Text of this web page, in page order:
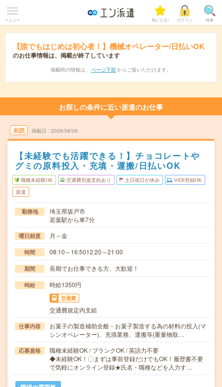
メニュー 気になる! ログイン 検索
【誰でもはじめは初心者！】機械オペレーター/日払いOK
のお仕事情報は、掲載が終了しています
掲載時の情報は、 ページ下部 からご覧いただけます。
お探しの条件に近い派遣のお仕事
未読 掲載日 2026/08/09
【未経験でも活躍できる！】チョコレートや
グミの原料投入・充填・運搬/日払いOK
職種未経験OK 交通費別途支給あり 土日祝日が休み WEB登録OK
派遣
勤務地
埼玉県坂戸市
若葉駅から車7分
曜日頻度 月～金
時間 08:10～16:5012:20～21:00
期間 長期でお仕事できる方、大歓迎！
時給 時給1350円
交通費
交通費規定内支給
仕事内容
お菓子の製造補助全般・お菓子製造する為の材料の投入(マ
シンオペレーター)、充填業務、運搬等(重量物取…
応募資格
職種未経験OK / ブランクOK / 英語力不要
◆未経験OK！〇まずは事前登録だけでもOK！履歴書不要
で気軽にオンライン登録★氏名・職種などを入力す…